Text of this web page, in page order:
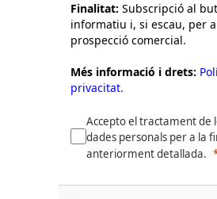
Finalitat: Subscripció al
informatiu i, si escau, per a
prospecció comercial.
Més informació i drets:
privacitat.
Accepto el tractament de
dades personals per a la
anteriorment detallada.